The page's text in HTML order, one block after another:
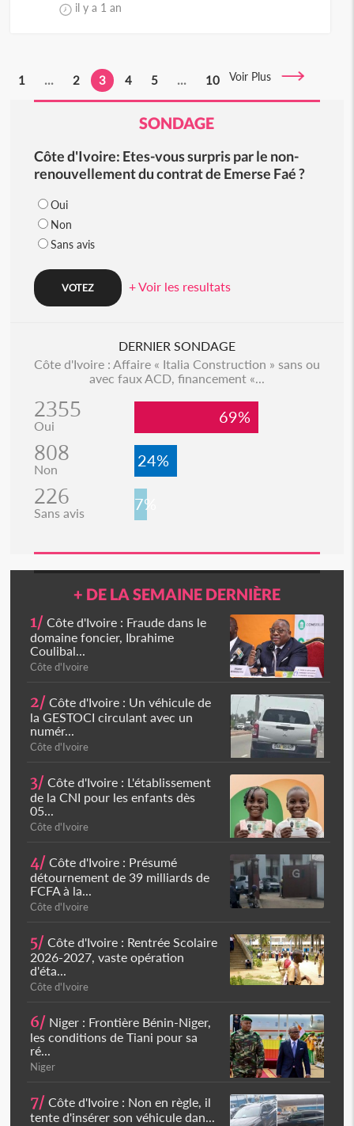
il y a 1 an
1 ... 2 3 4 5 ... 10 Voir Plus
SONDAGE
Côte d'Ivoire: Etes-vous surpris par le non-
renouvellement du contrat de Emerse Faé ?
Oui
Non
Sans avis
+ Voir les resultats
DERNIER SONDAGE
Côte d'Ivoire : Affaire « Italia Construction » sans ou
avec faux ACD, financement «...
2355
Oui 69%
808
Non 24%
226
Sans avis 7%
+ DE LA SEMAINE DERNIÈRE
1/ Côte d'Ivoire : Fraude dans le
domaine foncier, Ibrahime
Coulibal...
Côte d'Ivoire
2/ Côte d'Ivoire : Un véhicule de
la GESTOCI circulant avec un
numér...
Côte d'Ivoire
3/ Côte d'Ivoire : L'établissement
de la CNI pour les enfants dès
05...
Côte d'Ivoire
4/ Côte d'Ivoire : Présumé
détournement de 39 milliards de
FCFA à la...
Côte d'Ivoire
5/ Côte d'Ivoire : Rentrée Scolaire
2026-2027, vaste opération
d'éta...
Côte d'Ivoire
6/ Niger : Frontière Bénin-Niger,
les conditions de Tiani pour sa
ré...
Niger
7/ Côte d'Ivoire : Non en règle, il
tente d'insérer son véhicule dan...